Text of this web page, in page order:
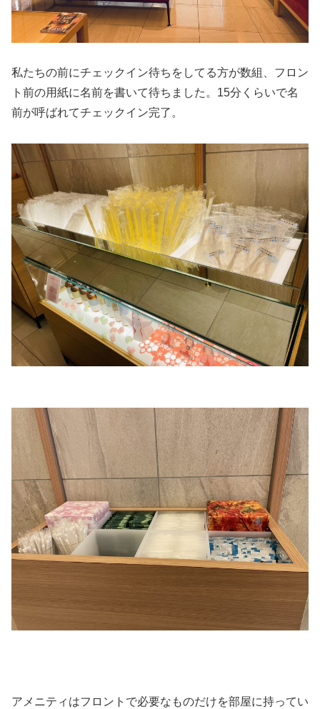
私たちの前にチェックイン待ちをしてる方が数組、フロン
ト前の用紙に名前を書いて待ちました。15分くらいで名
前が呼ばれてチェックイン完了。
アメニティはフロントで必要なものだけを部屋に持ってい